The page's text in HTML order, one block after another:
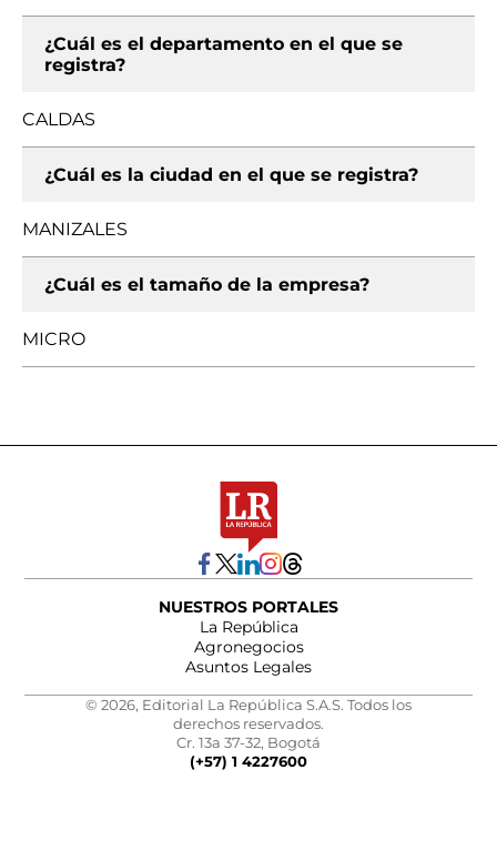
¿Cuál es el departamento en el que se
registra?
CALDAS
¿Cuál es la ciudad en el que se registra?
MANIZALES
¿Cuál es el tamaño de la empresa?
MICRO
NUESTROS PORTALES
La República
Agronegocios
Asuntos Legales
© 2026, Editorial La República S.A.S. Todos los
derechos reservados.
Cr. 13a 37-32, Bogotá
(+57) 1 4227600